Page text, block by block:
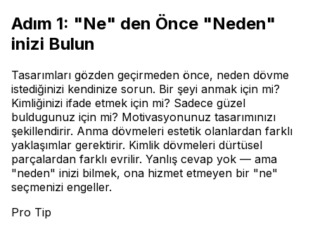
Adım 1: "Ne" den Önce "Neden"
inizi Bulun
Tasarımları gözden geçirmeden önce, neden dövme
istediğinizi kendinize sorun. Bir şeyi anmak için mi?
Kimliğinizi ifade etmek için mi? Sadece güzel
buldugunuz için mi? Motivasyonunuz tasarımınızı
şekillendirir. Anma dövmeleri estetik olanlardan farklı
yaklaşımlar gerektirir. Kimlik dövmeleri dürtüsel
parçalardan farklı evrilir. Yanlış cevap yok — ama
"neden" inizi bilmek, ona hizmet etmeyen bir "ne"
seçmenizi engeller.
Pro Tip